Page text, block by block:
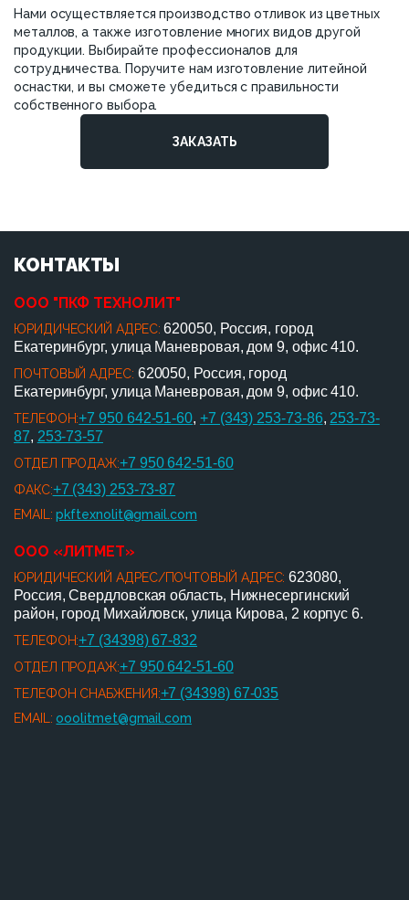
Нами осуществляется производство отливок из цветных
металлов, а также изготовление многих видов другой
продукции. Выбирайте профессионалов для
сотрудничества. Поручите нам изготовление литейной
оснастки, и вы сможете убедиться с правильности
собственного выбора.
ЗАКАЗАТЬ
КОНТАКТЫ
ООО "ПКФ ТЕХНОЛИТ"
ЮРИДИЧЕСКИЙ АДРЕС: 620050, Россия, город
Екатеринбург, улица Маневровая, дом 9, офис 410.
ПОЧТОВЫЙ АДРЕС: 620050, Россия, город
Екатеринбург, улица Маневровая, дом 9, офис 410.
ТЕЛЕФОН:+7 950 642-51-60, +7 (343) 253-73-86, 253-73-
87, 253-73-57
ОТДЕЛ ПРОДАЖ:+7 950 642-51-60
ФАКС:+7 (343) 253-73-87
EMAIL: pkftexnolit@gmail.com
ООО «ЛИТМЕТ»
ЮРИДИЧЕСКИЙ АДРЕС/ПОЧТОВЫЙ АДРЕС: 623080,
Россия, Свердловская область, Нижнесергинский
район, город Михайловск, улица Кирова, 2 корпус 6.
ТЕЛЕФОН:+7 (34398) 67-832
ОТДЕЛ ПРОДАЖ:+7 950 642-51-60
ТЕЛЕФОН СНАБЖЕНИЯ:+7 (34398) 67-035
EMAIL: ooolitmet@gmail.com